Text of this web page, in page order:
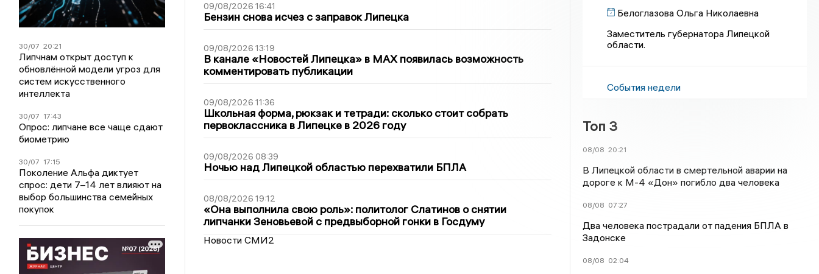
30/07 20:21
Липчнам открыт доступ к
обновлённой модели угроз для
систем искусственного
интеллекта
30/07 17:43
Опрос: липчане все чаще сдают
биометрию
30/07 17:15
Поколение Альфа диктует
спрос: дети 7–14 лет влияют на
выбор большинства семейных
покупок
09/08/2026 16:41
Бензин снова исчез с заправок Липецка
09/08/2026 13:19
В канале «Новостей Липецка» в MAX появилась возможность
комментировать публикации
09/08/2026 11:36
Школьная форма, рюкзак и тетради: сколько стоит собрать
первоклассника в Липецке в 2026 году
09/08/2026 08:39
Ночью над Липецкой областью перехватили БПЛА
08/08/2026 19:12
«Она выполнила свою роль»: политолог Слатинов о снятии
липчанки Зеновьевой с предвыборной гонки в Госдуму
Новости СМИ2
Белоглазова Ольга Николаевна
Заместитель губернатора Липецкой
области.
События недели
Топ 3
08/08 20:21
В Липецкой области в смертельной аварии на
дороге к М-4 «Дон» погибло два человека
08/08 07:27
Два человека пострадали от падения БПЛА в
Задонске
08/08 02:04